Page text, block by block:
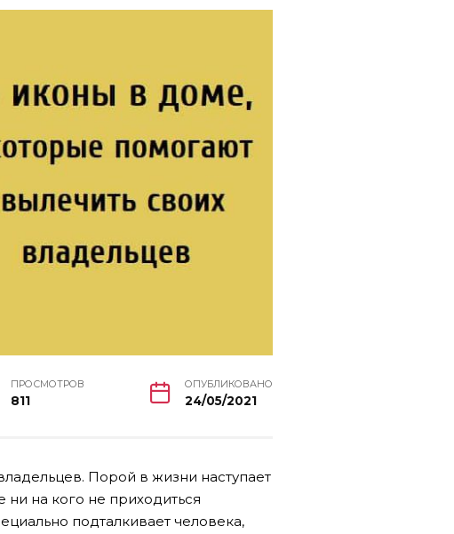
ПРОСМОТРОВ
811
ОПУБЛИКОВАНО
24/05/2021
Порой в жизни наступает
ни на кого не приходиться
подталкивает человека,